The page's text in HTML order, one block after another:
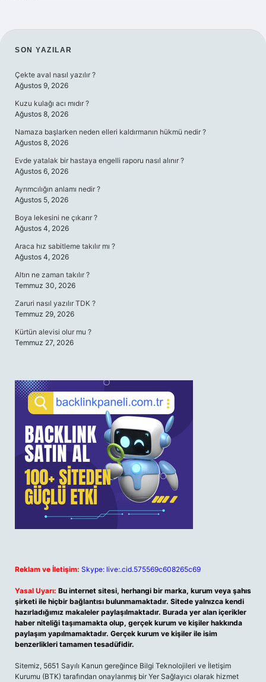
SIDEBAR
SON YAZILAR
Çekte aval nasıl yazılır ?
Ağustos 9, 2026
Kuzu kulağı acı mıdır ?
Ağustos 8, 2026
Namaza başlarken neden elleri kaldırmanın hükmü nedir ?
Ağustos 8, 2026
Evde yatalak bir hastaya engelli raporu nasıl alınır ?
Ağustos 6, 2026
Ayrımcılığın anlamı nedir ?
Ağustos 5, 2026
Boya lekesini ne çıkarır ?
Ağustos 4, 2026
Araca hız sabitleme takılır mı ?
Ağustos 4, 2026
Altın ne zaman takılır ?
Temmuz 30, 2026
Zaruri nasıl yazılır TDK ?
Temmuz 29, 2026
Kürtün alevisi olur mu ?
Temmuz 27, 2026
Reklam ve İletişim: Skype: live:.cid.575569c608265c69
Yasal Uyarı: Bu internet sitesi, herhangi bir marka, kurum veya şahıs
şirketi ile hiçbir bağlantısı bulunmamaktadır. Sitede yalnızca kendi
hazırladığımız makaleler paylaşılmaktadır. Burada yer alan içerikler
haber niteliği taşımamakta olup, gerçek kurum ve kişiler hakkında
paylaşım yapılmamaktadır. Gerçek kurum ve kişiler ile isim
benzerlikleri tamamen tesadüfidir.
Sitemiz, 5651 Sayılı Kanun gereğince Bilgi Teknolojileri ve İletişim
Kurumu (BTK) tarafından onaylanmış bir Yer Sağlayıcı olarak hizmet